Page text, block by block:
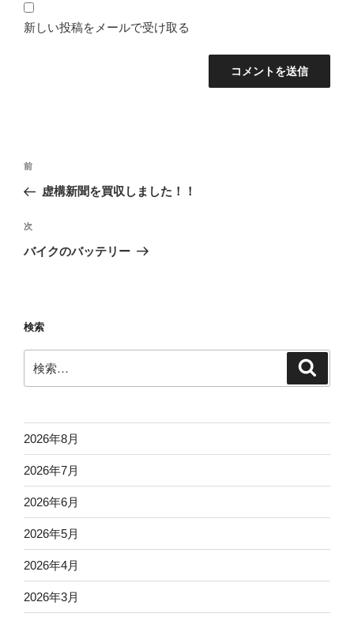
新しい投稿をメールで受け取る
投
ナ
ビ
ゲ
ン
前
の
稿
前
虚構新聞を買収しました！！
次
の
次
バイクのバッテリー
検索
索:
2026年8月
2026年7月
2026年6月
2026年5月
2026年4月
2026年3月